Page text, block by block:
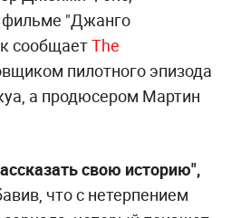
фильме "Джанго
сообщаетThe
пилотного эпизода
а продюсером Мартин
свою историю",
что с нетерпением